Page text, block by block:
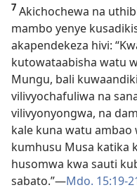
7 Akichochewa na
mambo yenye
akapendekeza hivi:
kutowataabisha watu
Mungu, bali
vilivyochafuliwa na
vilivyonyongwa, na
kale kuna watu
kumhusu Musa katika
husomwa kwa sauti
sabato.”​—Mdo. 15:19-